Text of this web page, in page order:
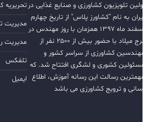
اولین تلویزیون کشاورزی و صنایع غذایی در
ایران به نام "کشاورز پلاس" از تاریخ چهارم
اسفند ماه ۱۳۹۷ همزمان با روز مهندس در
برج میلاد با حضور بیش از ۲۵۰۰ نفر از
مهندسین کشاورزی از سراسر کشور و
مسئولین کشوری و لشگری افتتاح شد. که
مهمترین رسالت این رسانه آموزش، اطلاع
رسانی و ترویج کشاورزی می باشد
تحریریه
مدیریت
مدیریت
تلفکس
ایمیل